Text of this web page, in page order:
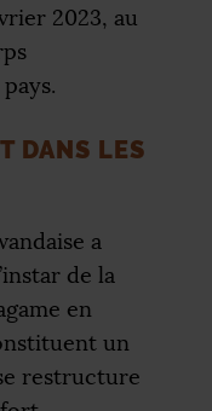
2023, au
DANS LES
a
de la
en
un
restructure